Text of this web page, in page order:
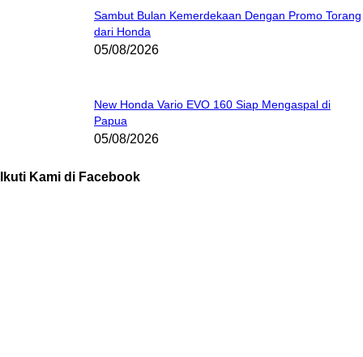
Sambut Bulan Kemerdekaan Dengan Promo Torang
dari Honda
05/08/2026
New Honda Vario EVO 160 Siap Mengaspal di
Papua
05/08/2026
Ikuti Kami di Facebook